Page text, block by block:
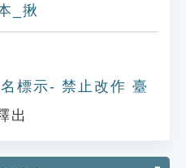
_揪
標示- 禁止改作 臺
出